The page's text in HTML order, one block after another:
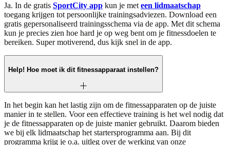
Ja. In de gratis SportCity app kun je met een lidmaatschap
toegang krijgen tot persoonlijke trainingsadviezen. Download een
gratis gepersonaliseerd trainingsschema via de app. Met dit schema
kun je precies zien hoe hard je op weg bent om je fitnessdoelen te
bereiken. Super motiverend, dus kijk snel in de app.
Help! Hoe moet ik dit fitnessapparaat instellen?
In het begin kan het lastig zijn om de fitnessapparaten op de juiste
manier in te stellen. Voor een effectieve training is het wel nodig dat
je de fitnessapparaten op de juiste manier gebruikt. Daarom bieden
we bij elk lidmaatschap het startersprogramma aan. Bij dit
programma krijg je o.a. uitleg over de werking van onze